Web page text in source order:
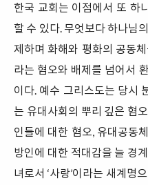
한국 교회는 이점에서 또 하
할 수 있다. 무엇보다 하나님
제하며 화해와 평화의 공동
라는 혐오와 배제를 넘어서
이다. 예수 그리스도는 당시
는 유대사회의 뿌리 깊은 혐
인들에 대한 혐오, 유대공동
방인에 대한 적대감을 늘 경
녀로서 ‘사랑’이라는 새계명